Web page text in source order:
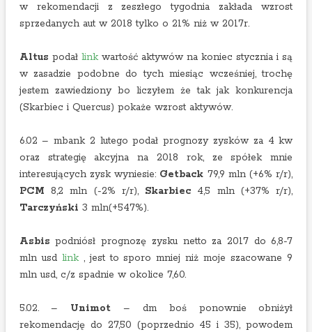
w rekomendacji z zeszłego tygodnia zakłada wzrost
sprzedanych aut w 2018 tylko o 21% niż w 2017r.
Altus podał linkwartość aktywów na koniec stycznia i są
w zasadzie podobne do tych miesiąc wcześniej, trochę
jestem zawiedziony bo liczyłem że tak jak konkurencja
(Skarbiec i Quercus) pokaże wzrost aktywów.
6.02 – mbank 2 lutego podał prognozy zysków za 4 kw
oraz strategię akcyjna na 2018 rok, ze spółek mnie
interesujących zysk wyniesie: Getback 79,9 mln (+6% r/r),
PCM 8,2 mln (-2% r/r), Skarbiec 4,5 mln (+37% r/r),
Tarczyński 3 mln(+547%).
Asbispodniósł prognozę zysku netto za 2017 do 6,8-7
mln usd link , jest to sporo mniej niż moje szacowane 9
mln usd, c/z spadnie w okolice 7,60.
5.02. – Unimot– dm boś ponownie obniżył
rekomendację do 27,50 (poprzednio 45 i 35), powodem